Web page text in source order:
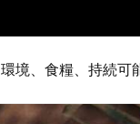
環境、食糧、持続可